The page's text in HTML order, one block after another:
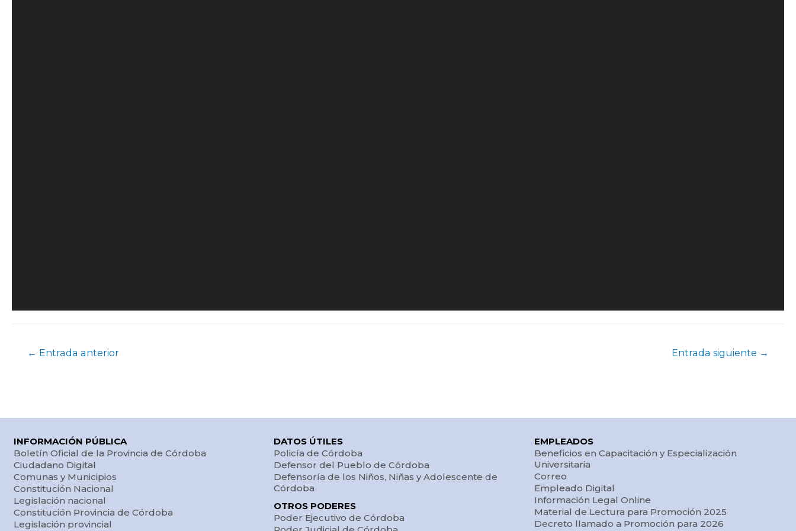
← Entrada anterior Entrada siguiente →
INFORMACIÓN PÚBLICA
Boletín Oficial de la Provincia de Córdoba
Ciudadano Digital
Comunas y Municipios
Constitución Nacional
Legislación nacional
Constitución Provincia de Córdoba
Legislación provincial
DATOS ÚTILES
Policía de Córdoba
Defensor del Pueblo de Córdoba
Defensoría de los Niños, Niñas y Adolescente de
Córdoba
OTROS PODERES
Poder Ejecutivo de Córdoba
EMPLEADOS
Beneficios en Capacitación y Especialización
Universitaria
Correo
Empleado Digital
Información Legal Online
Material de Lectura para Promoción 2025
Decreto llamado a Promoción para 2026